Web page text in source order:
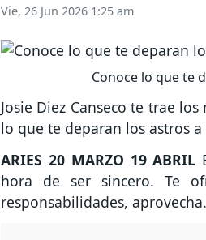
Vie, 26 Jun 2026 1:25 am
Conoce lo que te
Josie Diez Canseco te trae
lo que te deparan los astros
ARIES 20 MARZO 19 ABRIL
hora de ser sincero. Te
responsabilidades,